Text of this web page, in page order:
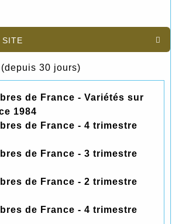

site
(depuis 30 jours)
de France - Variétés sur
1984
de France - 4 trimestre
de France - 3 trimestre
de France - 2 trimestre
de France - 4 trimestre